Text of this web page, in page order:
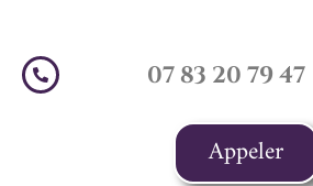
07 83 20 79 47
Appeler